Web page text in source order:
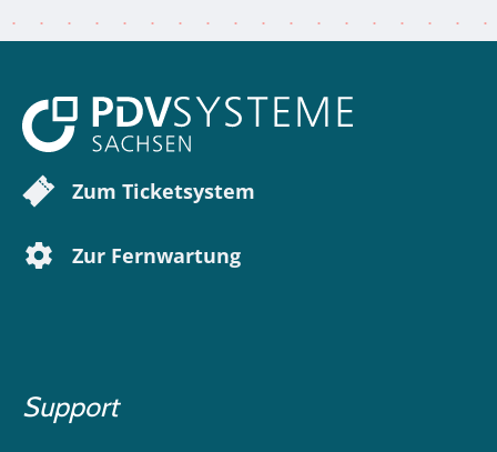
Zum Ticketsystem
Zur Fernwartung
Support